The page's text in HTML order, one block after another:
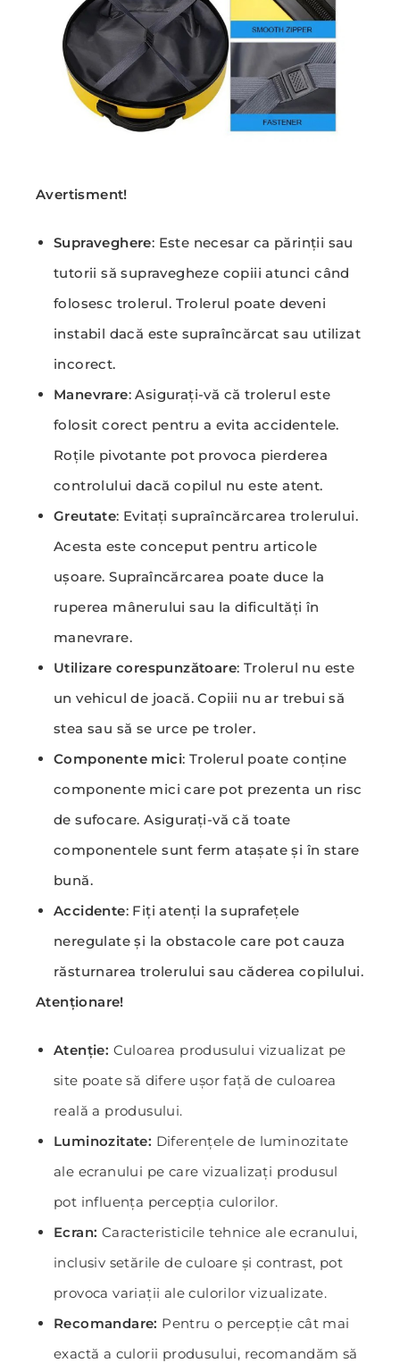
Avertisment!
Supraveghere: Este necesar ca părinții sau
tutorii să supravegheze copiii atunci când
folosesc trolerul. Trolerul poate deveni
instabil dacă este supraîncărcat sau utilizat
incorect.
Manevrare: Asigurați-vă că trolerul este
folosit corect pentru a evita accidentele.
Roțile pivotante pot provoca pierderea
controlului dacă copilul nu este atent.
Greutate: Evitați supraîncărcarea trolerului.
Acesta este conceput pentru articole
ușoare. Supraîncărcarea poate duce la
ruperea mânerului sau la dificultăți în
manevrare.
Utilizare corespunzătoare: Trolerul nu este
un vehicul de joacă. Copiii nu ar trebui să
stea sau să se urce pe troler.
Componente mici: Trolerul poate conține
componente mici care pot prezenta un risc
de sufocare. Asigurați-vă că toate
componentele sunt ferm atașate și în stare
bună.
Accidente: Fiți atenți la suprafețele
neregulate și la obstacole care pot cauza
răsturnarea trolerului sau căderea copilului.
Atenționare!
Atenție: Culoarea produsului vizualizat pe
site poate să difere ușor față de culoarea
reală a produsului.
Luminozitate: Diferențele de luminozitate
ale ecranului pe care vizualizați produsul
pot influența percepția culorilor.
Ecran: Caracteristicile tehnice ale ecranului,
inclusiv setările de culoare și contrast, pot
provoca variații ale culorilor vizualizate.
Recomandare: Pentru o percepție cât mai
exactă a culorii produsului, recomandăm să